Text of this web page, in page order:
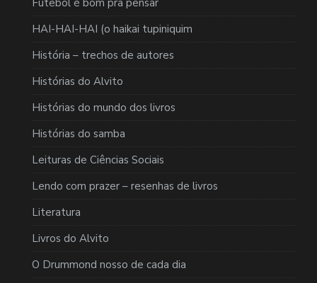
Futebol é bom pra pensar
HAI-HAI-HAI (o haikai tupiniquim
História – trechos de autores
Histórias do Alvito
Histórias do mundo dos livros
Histórias do samba
Leituras de Ciências Sociais
Lendo com prazer – resenhas de livros
Literatura
Livros do Alvito
O Drummond nosso de cada dia